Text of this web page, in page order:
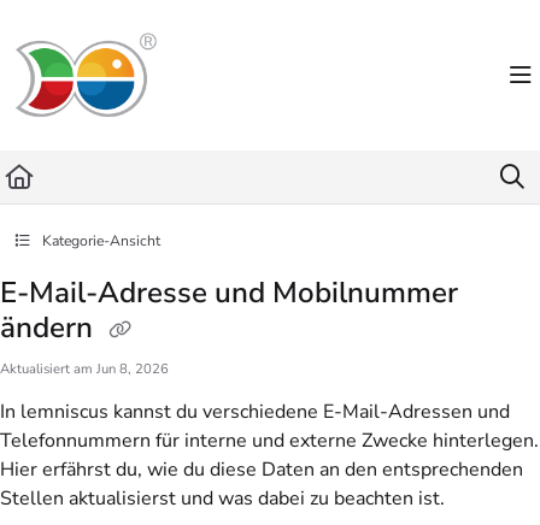
Fetch the complete documentation index at:
Use this file to discover all available pages before exploring further.
Kategorie-Ansicht
E-Mail-Adresse und Mobilnummer
ändern
Aktualisiert am Jun 8, 2026
In lemniscus kannst du verschiedene E-Mail-Adressen und
Telefonnummern für interne und externe Zwecke hinterlegen.
Hier erfährst du, wie du diese Daten an den entsprechenden
Stellen aktualisierst und was dabei zu beachten ist.